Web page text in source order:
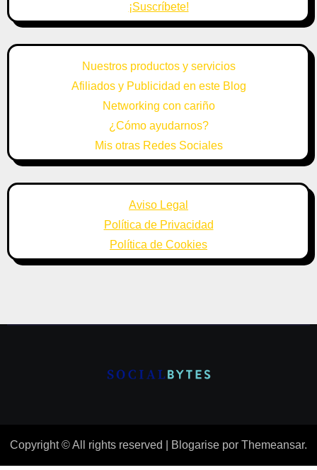
¡Suscríbete!
Nuestros productos y servicios
Afiliados y Publicidad en este Blog
Networking con cariño
¿Cómo ayudarnos?
Mis otras Redes Sociales
Aviso Legal
Política de Privacidad
Política de Cookies
Copyright © All rights reserved Blogarise por Themeansar.